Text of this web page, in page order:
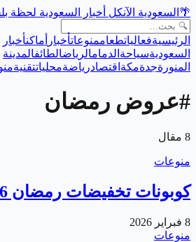
🌴 السعودية الآنكل أخبار السعودية لحظة
الرئيسيةفعالياتطعاممنوعاتأخبار أماكنأخبار
السعوديةسياحة الدمامالرياضالطائفالمدينة
المنورةجدةمكة اقتصادرياضةمحلياتتقنية
#عروض رمضان
8 مقال
منوعات
كوبونات تخفيضات رمضان 2026
8 فبراير 2026
منوعات